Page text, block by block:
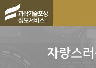
자랑스